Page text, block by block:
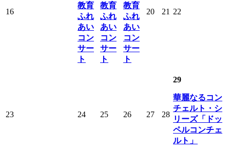
16
教育
ふれ
あい
コン
サー
ト
教育
ふれ
あい
コン
サー
ト
教育
ふれ
あい
コン
サー
ト
20 21 22
23 24 25 26 27 28
29
華麗なるコン
チェルト・シ
リーズ「ドッ
ペルコンチェ
ルト」